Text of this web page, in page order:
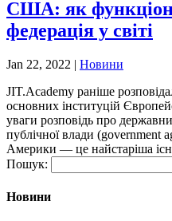
США: як
федерація у світі
Jan 22, 2022 | Новини
JIT.Academy раніше
основних інституцій
уваги розповідь про
публічної влади
Америки — це найстаріша
Пошук:
Новини